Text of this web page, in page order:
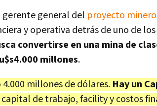
gerente general del proyecto minero
y operativa detrás de uno de
convertirse en una mina de
millones.
millones de dólares. Hay un
capital de trabajo, facility y costos